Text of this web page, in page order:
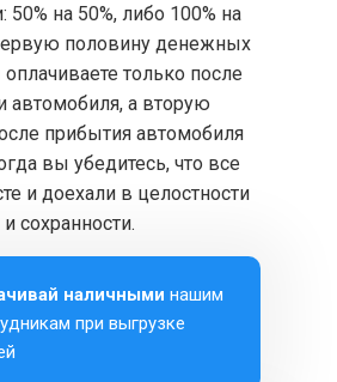
50% на 50%, либо 100% на
половину денежных
только после
автомобиля, а вторую
прибытия автомобиля
вы убедитесь, что все
и доехали в целостности
и сохранности.
наличными нашим
при выгрузке